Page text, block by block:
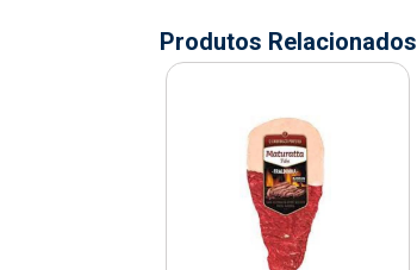
Produtos Relacionados